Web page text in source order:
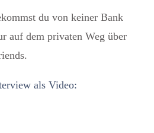
du von keiner Bank
auf dem privaten Weg über
als Video: